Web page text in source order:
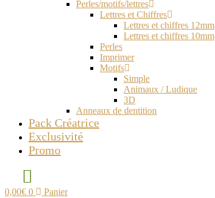
Perles/motifs/lettres
Lettres et Chiffres
Lettres et chiffres 12mm
Lettres et chiffres 10mm
Perles
Imprimer
Motifs
Simple
Animaux / Ludique
3D
Anneaux de dentition
Pack Créatrice
Exclusivité
Promo
0,00€ 0 Panier